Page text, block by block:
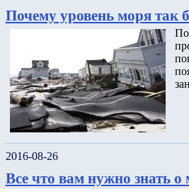
Почему уровень моря так
2016-08-26
Все что вам нужно знать